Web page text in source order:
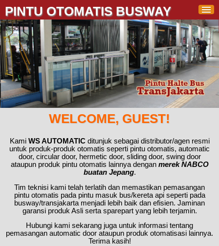
PINTU OTOMATIS BUSWAY
WELCOME, GUEST!
Kami WS AUTOMATICditunjuk sebagai distributor/agen resmi
untuk produk-produk otomatis seperti pintu otomatis, automatic
door, circular door, hermetic door, sliding door, swing door
ataupun produk pintu otomatis lainnya dengan merek NABCO
buatan Jepang.
Tim teknisi kami telah terlatih dan memastikan pemasangan
pintu otomatis pada pintu masuk bus/kereta api seperti pada
busway/transjakarta menjadi lebih baik dan efisien. Jaminan
garansi produk Asli serta sparepart yang lebih terjamin.
Hubungi kami sekarang juga untuk informasi tentang
pemasangan automatic door ataupun produk otomatisasi lainnya.
Terima kasih!